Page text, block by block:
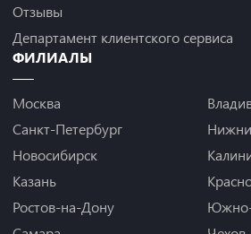
Отзывы
Департамент клиентского сервиса
ФИЛИАЛЫ
Москва
Санкт-Петербург
Новосибирск
Казань
Ростов-на-Дону
Южно-